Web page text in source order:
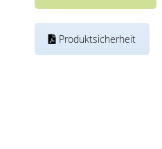
Produktsicherheit